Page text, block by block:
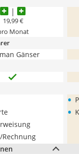
19,99 €
Monat
Gänser
Rechnung
•
•